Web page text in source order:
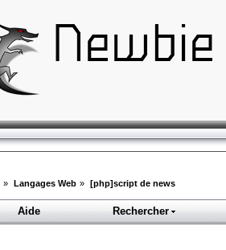
» Langages Web » [php]script de news
Aide Rechercher